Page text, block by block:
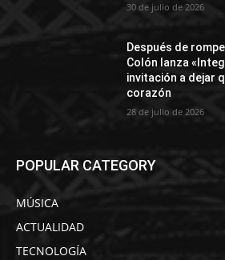
30 de julio de 2026
Después de
Colón lanza
invitación a dejar
corazón
28 de julio de 2026
POPULAR CATEGORY
MÚSICA
ACTUALIDAD
TECNOLOGÍA